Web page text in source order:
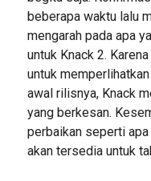
beberapa waktu lalu
mengarah pada apa
untuk Knack 2.
untuk
awal rilisnya, Knack
yang berkesan.
perbaikan seperti
akan tersedia untuk